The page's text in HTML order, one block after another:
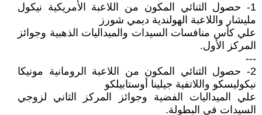
1- حصول الثنائي المكون من اللاعبة الأمريكية نيكول
مليشار واللاعبة الهولندية ديمي شورز
علي كأس منافسات السيدات والميداليات الذهبية وجوائز
المركز الأول.
---
2- حصول الثنائي المكون من اللاعبة الرومانية مونيكا
نيكوليسكو واللاتفية جيلينا أوستابيلكو
علي الميداليات الفضية وجوائز المركز الثاني لزوجي
السيدات في البطولة.